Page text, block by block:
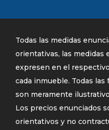
Todas las medidas
orientativas, las medidas
expresen en el
cada inmueble. Todas
son meramente
Los precios enunciados
orientativos y no